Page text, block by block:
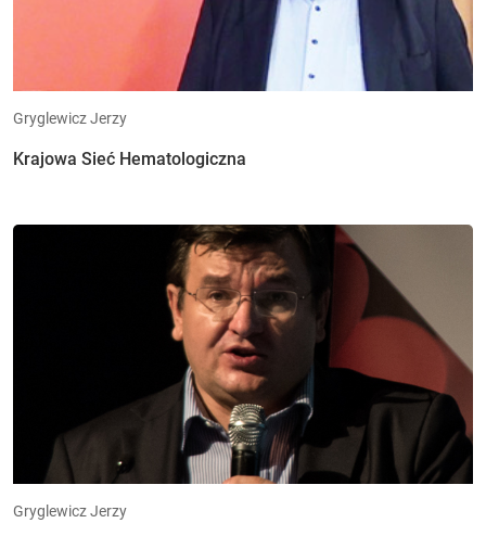
Gryglewicz Jerzy
Krajowa Sieć Hematologiczna
Gryglewicz Jerzy